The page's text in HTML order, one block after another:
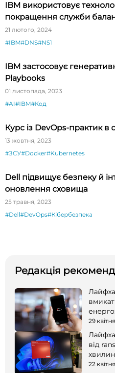
IBM використовує
покращення служби
21 лютого, 2024
#IBM#DNS#NS1
IBM застосовує
Playbooks
01 листопада, 2023
#AI#IBM#Код
Курс із DevOps-практик
13 жовтня, 2023
#ЗСУ#Docker#Kubernetes
Dell підвищує безпеку й
оновлення сховища
25 травня, 2023
#Dell#DevOps#Кібербезпека
Редакція
29
від
22